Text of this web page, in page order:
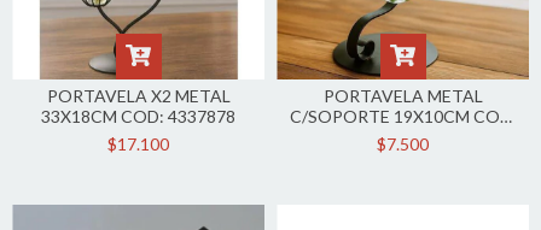
PORTAVELA X2 METAL
33X18CM COD: 4337878
$17.100
PORTAVELA METAL
C/SOPORTE 19X10CM COD:
4337845
$7.500